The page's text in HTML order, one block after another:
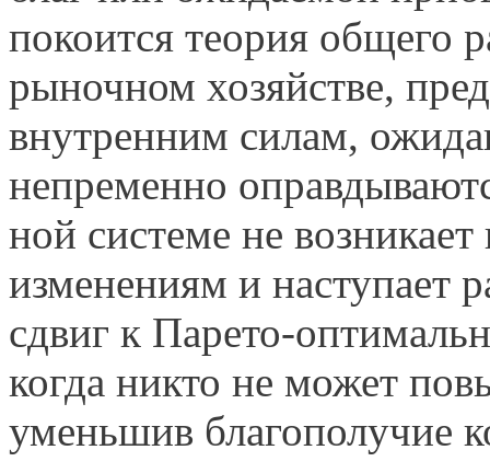
покоится теория общего
рыночном хозяйстве,
внутренним силам,
непременно
ной системе не
изменениям и наступает
сдвиг к Парето-
когда никто не может
умень­шив благополучие